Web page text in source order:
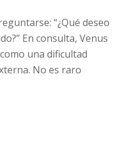
“¿Qué deseo
En consulta, Venus
una dificultad
No es raro